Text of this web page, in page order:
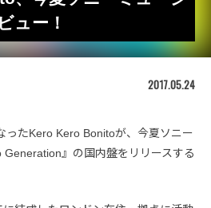
ュー！
2017.05.24
ったKero Kero Bonitoが、今夏ソニー
』の国内盤をリリースする